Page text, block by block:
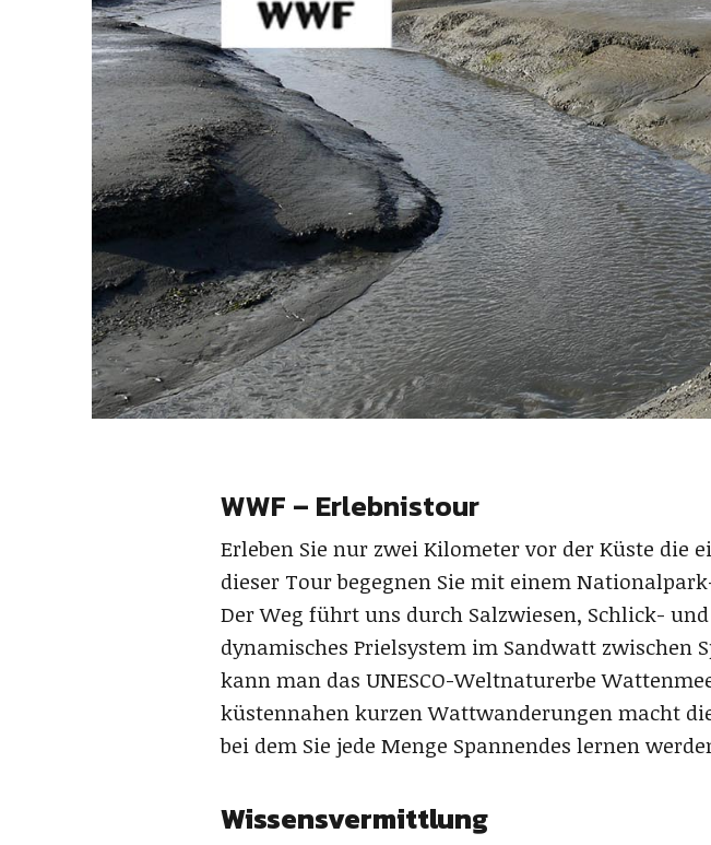
WWF – Erlebnistour
Erleben Sie nur zwei Kilometer vor der Küste
dieser Tour begegnen Sie mit einem
Der Weg führt uns durch Salzwiesen, Schlick-
dynamisches Prielsystem im Sandwatt zwischen
kann man das UNESCO-Weltnaturerbe
küstennahen kurzen Wattwanderungen macht
bei dem Sie jede Menge Spannendes lernen
Wissensvermittlung